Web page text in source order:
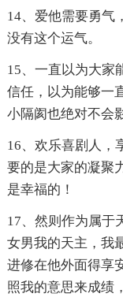
14、爱他需要勇气
没有这个运气。
15、一直以为大家
信任，以为能够一
小隔阂也绝对不会
16、欢乐喜剧人，
要的是大家的凝聚
是幸福的！
17、然则作为属于
女男我的天主，我
进修在他外面得享
照我的意思来成绩